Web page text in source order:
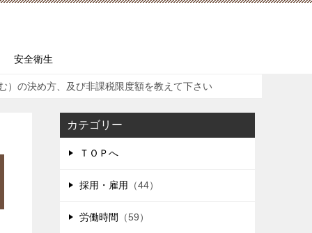
安全衛生
）の決め方、及び非課税限度額を教えて下さい
カテゴリー
ＴＯＰへ
採用・雇用 （44）
労働時間 （59）